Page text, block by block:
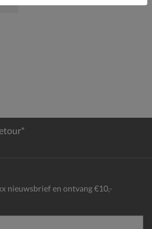
nieuwsbrief en ontvang €10,-